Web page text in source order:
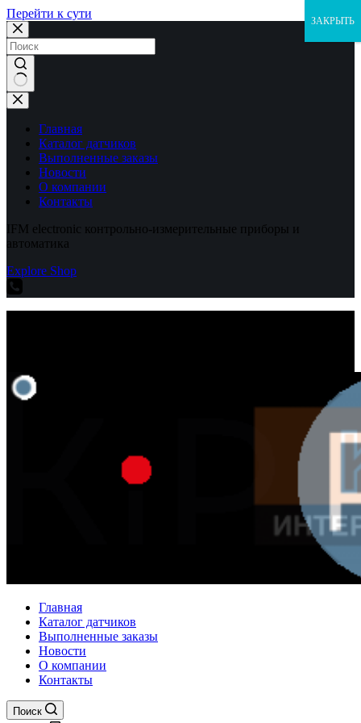
Перейти к сути
Ничего
не
найденоГлавная
Каталог датчиков
Выполненные заказы
Новости
О компании
Контакты
IFM electronic контрольно-измерительные приборы и
автоматика
Explore Shop
Главная
Каталог датчиков
Выполненные заказы
Новости
О компании
Контакты
Поиск
ЗАКРЫТЬ